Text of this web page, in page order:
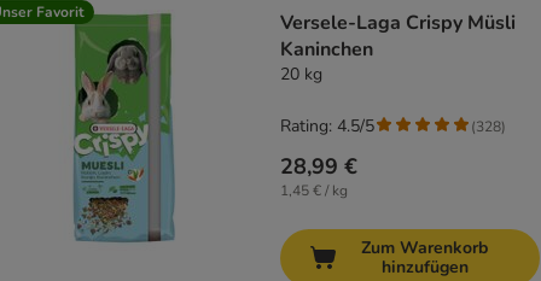
Favorit
Versele-Laga Crispy Müsli
Kaninchen
20 kg
28,99 €
1,45 € / kg
Rating: 4.5/5 (328)
Zum Warenkorb
hinzufügen